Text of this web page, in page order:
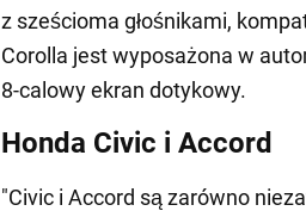
z sześcioma głośnikami,
Corolla jest wyposażona w
8-calowy ekran dotykowy.
Honda Civic i Accord
"Civic i Accord są zarówno